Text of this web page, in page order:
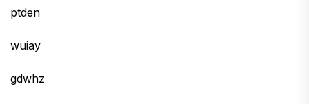
ptden
wuiay
gdwhz